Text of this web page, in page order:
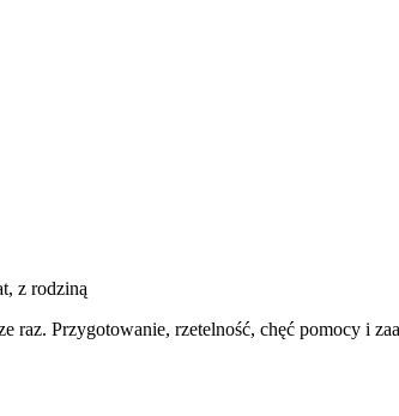
z rodziną
raz. Przygotowanie, rzetelność, chęć pomocy i